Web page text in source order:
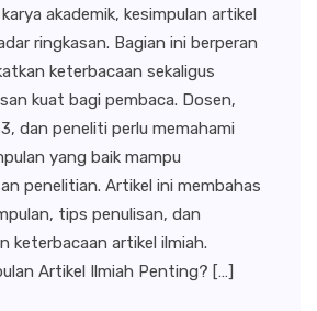
akademik, kesimpulan artikel
ringkasan. Bagian ini berperan
keterbacaan sekaligus
kuat bagi pembaca. Dosen,
dan peneliti perlu memahami
yang baik mampu
penelitian. Artikel ini membahas
tips penulisan, dan
keterbacaan artikel ilmiah.
Artikel Ilmiah Penting? […]